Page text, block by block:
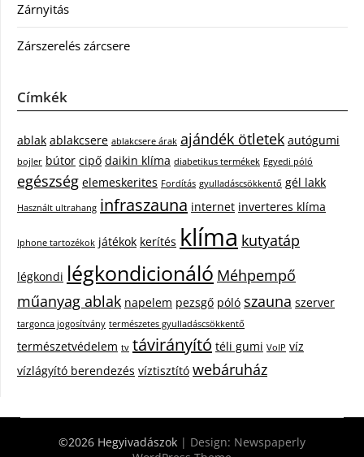
Zárnyitás
Zárszerelés zárcsere
Címkék
ablak ablakcsere ablakcsere árak ajándék ötletek autógumi
bojler bútor cipő daikin klíma diabetikus termékek Egyedi póló
egészség elemeskerites Fordítás gyulladáscsökkentő gél lakk
Használt ultrahang infraszauna internet inverteres klíma
Iphone tartozékok játékok kerítés klíma kutyatáp
légkondi légkondicionáló Méhpempő
műanyag ablak napelem pezsgő póló szauna szerver
targonca jogosítvány természetes gyulladáscsökkentő
természetvédelem tv távirányító téli gumi VoIP víz
vízlágyító berendezés víztisztító webáruház
©2026 Hegyivadászok | Design: Newspaperly